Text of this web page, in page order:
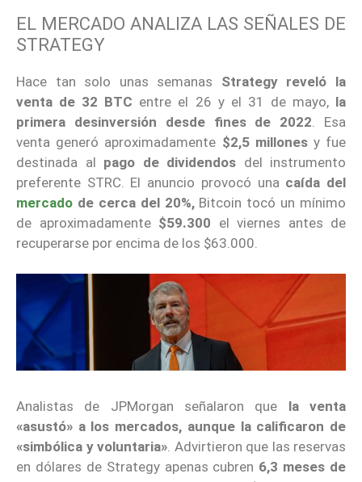
EL MERCADO ANALIZA LAS SEÑALES DE
STRATEGY
Hace tan solo unas semanas Strategy reveló la
venta de 32 BTC entre el 26 y el 31 de mayo, la
primera desinversión
desde fines de 2022 . Esa
venta generó aproximadamente $2,5 millonesy fue
destinada al pago de dividendos del instrumento
preferente STRC. El anuncio provocó una caída del
mercado de cerca del 20%, Bitcoin tocó un mínimo
de aproximadamente $59.300 el viernes antes de
recuperarse por encima de los $63.000.
Analistas de JPMorgan señalaron que la venta
«asustó» a los mercados, aunque la calificaron de
«simbólica y voluntaria». Advirtieron que las reservas
en dólares de Strategy apenas cubren 6,3 meses de